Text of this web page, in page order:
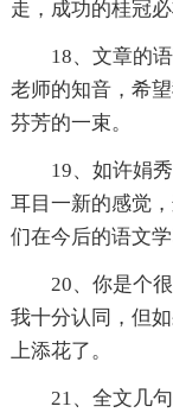
走，成功的桂冠必
18、文章的
老师的知音，希
芬芳的一束。
19、如许娟
耳目一新的感觉
们在今后的语文
20、你是个
我十分认同，但
上添花了。
21、全文几